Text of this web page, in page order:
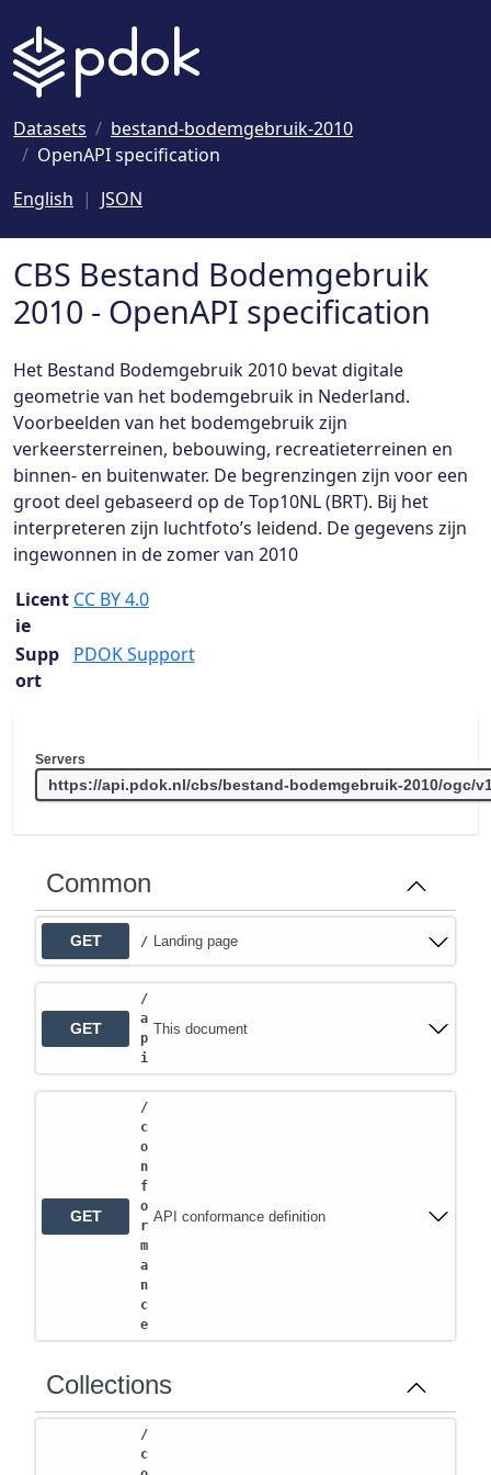
Datasets
bestand-bodemgebruik-2010
OpenAPI specification
English
JSON
CBS Bestand Bodemgebruik
2010 - OpenAPI specification
Het Bestand Bodemgebruik 2010 bevat digitale
geometrie van het bodemgebruik in Nederland.
Voorbeelden van het bodemgebruik zijn
verkeersterreinen, bebouwing, recreatieterreinen en
binnen- en buitenwater. De begrenzingen zijn voor een
groot deel gebaseerd op de Top10NL (BRT). Bij het
interpreteren zijn luchtfoto’s leidend. De gegevens zijn
ingewonnen in de zomer van 2010
Licent
ie
CC BY 4.0
Supp
ort
PDOK Support
Servers
Common
GET / Landing page
GET
/
a
p
i
This document
GET
/
c
o
n
f
o
r
m
a
n
c
e
API conformance definition
Collections
/
c